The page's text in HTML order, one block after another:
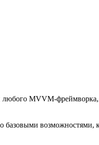
MVVM-фреймворка,
базовыми